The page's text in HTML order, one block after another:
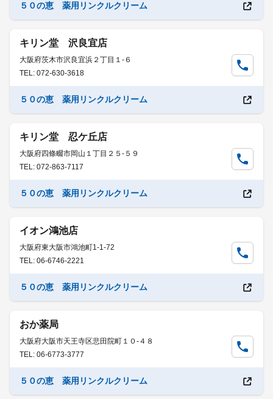
５０の恵 薬用リンクルクリーム
キリン堂 沢良宜店
大阪府茨木市沢良宜浜２丁目１-６
TEL: 072-630-3618
５０の恵 薬用リンクルクリーム
キリン堂 忍ケ丘店
大阪府四條畷市岡山１丁目２５-５９
TEL: 072-863-7117
５０の恵 薬用リンクルクリーム
イオン鴻池店
大阪府東大阪市鴻池町1-1-72
TEL: 06-6746-2221
５０の恵 薬用リンクルクリーム
おか薬局
大阪府大阪市天王寺区悲田院町１０-４８
TEL: 06-6773-3777
５０の恵 薬用リンクルクリーム